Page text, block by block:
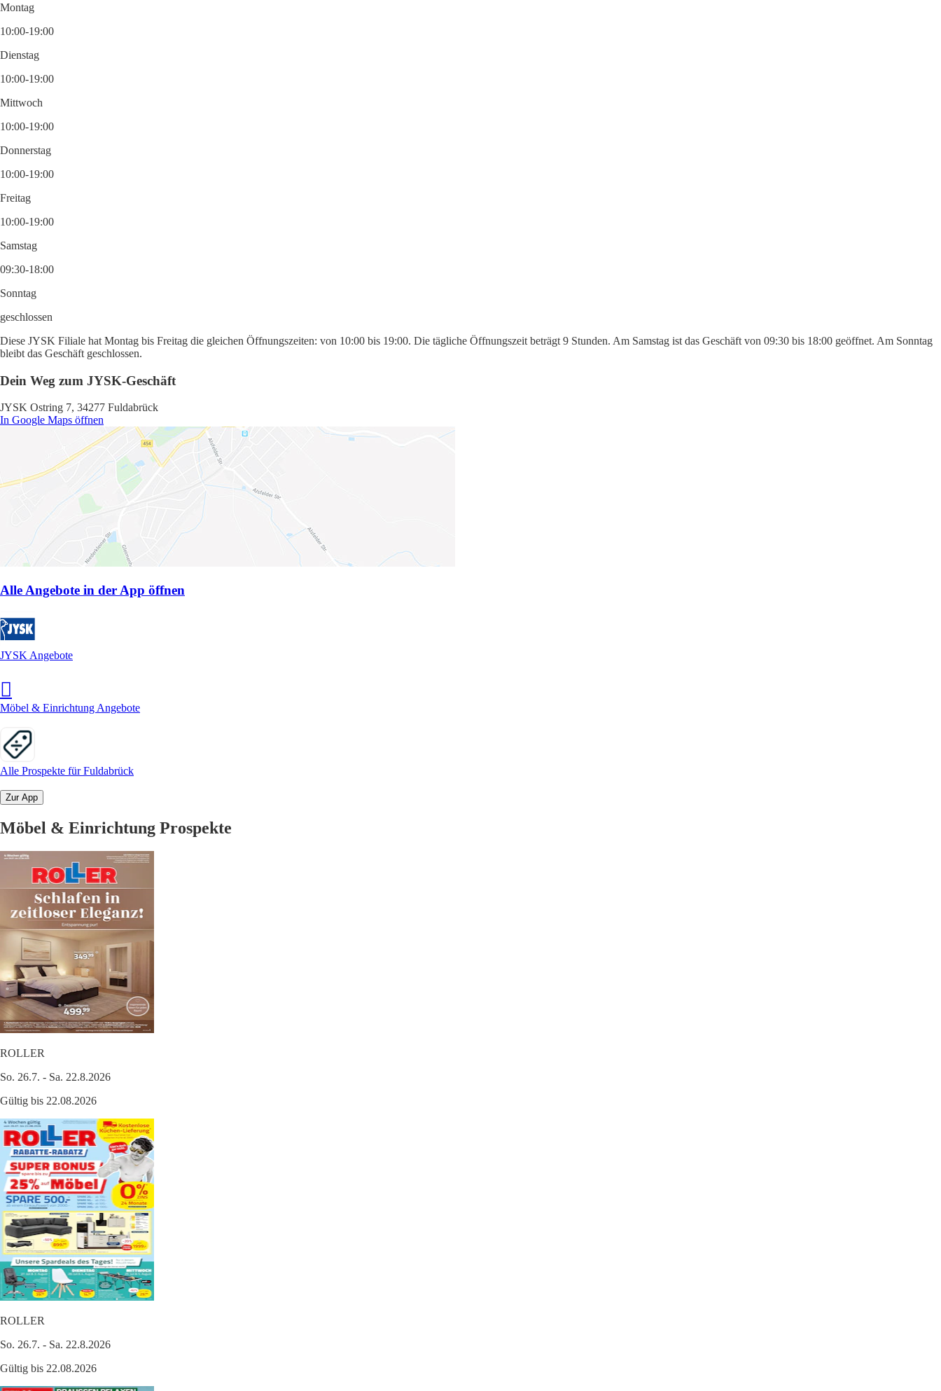
Montag
10:00-19:00
Dienstag
10:00-19:00
Mittwoch
10:00-19:00
Donnerstag
10:00-19:00
Freitag
10:00-19:00
Samstag
09:30-18:00
Sonntag
geschlossen
Diese JYSK Filiale hat Montag bis Freitag die gleichen Öffnungszeiten: von 10:00 bis 19:00. Die tägliche Öffnungszeit beträgt 9 Stunden. Am Samstag ist das Geschäft von 09:30 bis 18:00 geöffnet. Am Sonntag
bleibt das Geschäft geschlossen.
Dein Weg zum JYSK-Geschäft
JYSK Ostring 7, 34277 Fuldabrück
In Google Maps öffnen
Alle Angebote in der App öffnen
JYSK Angebote
Möbel & Einrichtung Angebote
Alle Prospekte für Fuldabrück
Zur App
Möbel & Einrichtung Prospekte
ROLLER
So. 26.7. - Sa. 22.8.2026
Gültig bis 22.08.2026
ROLLER
So. 26.7. - Sa. 22.8.2026
Gültig bis 22.08.2026